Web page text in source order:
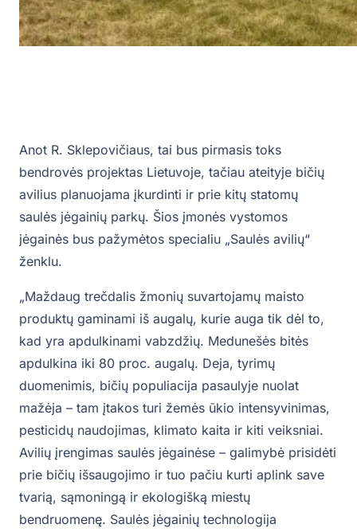
Anot R. Sklepovičiaus, tai bus pirmasis toks
bendrovės projektas Lietuvoje, tačiau ateityje bičių
avilius planuojama įkurdinti ir prie kitų statomų
saulės jėgainių parkų. Šios įmonės vystomos
jėgainės bus pažymėtos specialiu „Saulės avilių“
ženklu.
„Maždaug trečdalis žmonių suvartojamų maisto
produktų gaminami iš augalų, kurie auga tik dėl to,
kad yra apdulkinami vabzdžių. Medunešės bitės
apdulkina iki 80 proc. augalų. Deja, tyrimų
duomenimis, bičių populiacija pasaulyje nuolat
mažėja – tam įtakos turi žemės ūkio intensyvinimas,
pesticidų naudojimas, klimato kaita ir kiti veiksniai.
Avilių įrengimas saulės jėgainėse – galimybė prisidėti
prie bičių išsaugojimo ir tuo pačiu kurti aplink save
tvarią, sąmoningą ir ekologišką miestų
bendruomenę. Saulės jėgainių technologija